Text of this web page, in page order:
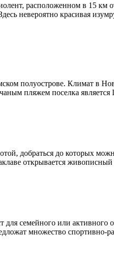
расположенном в 15
невероятно красивая
полуострове. Климат
пляжем поселка
добраться до которых
открывается живописный
семейного или активного
множество спортивно-